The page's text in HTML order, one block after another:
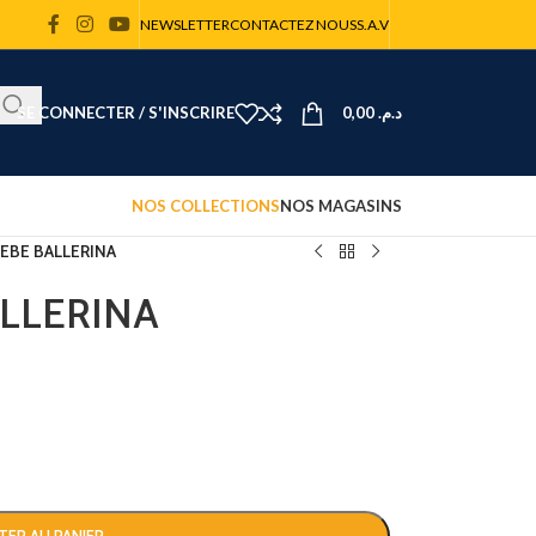
NEWSLETTERCONTACTEZ NOUSS.A.V
SE CONNECTER / S'INSCRIRE د.م.
NOS COLLECTIONSNOS MAGASINS
BALLERINA